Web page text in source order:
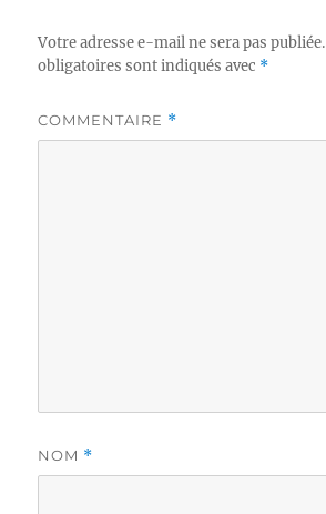
Votre adresse e-mail ne sera pas publiée.
obligatoires sont indiqués avec *
COMMENTAIRE *
NOM *